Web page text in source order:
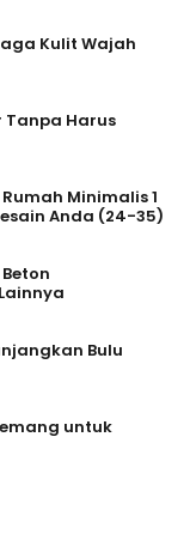
Kulit Wajah
Tanpa Harus
Minimalis 1
Anda (24-35)
Bulu
untuk